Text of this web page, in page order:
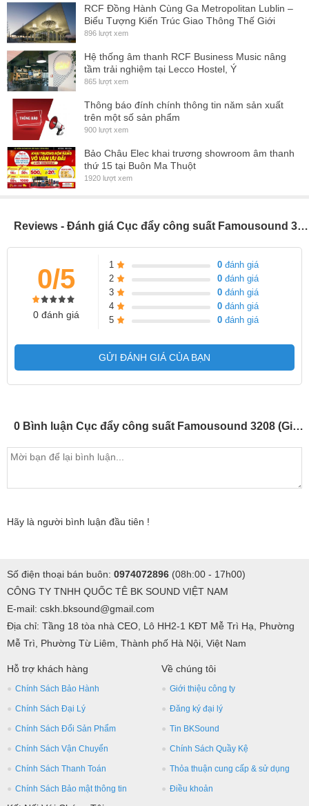
RCF Đồng Hành Cùng Ga Metropolitan Lublin –
Biểu Tượng Kiến Trúc Giao Thông Thế Giới
896 lượt xem
Hệ thống âm thanh RCF Business Music nâng
tầm trải nghiệm tại Lecco Hostel, Ý
865 lượt xem
Thông báo đính chính thông tin năm sản xuất
trên một số sản phẩm
900 lượt xem
Bảo Châu Elec khai trương showroom âm thanh
thứ 15 tại Buôn Ma Thuột
1920 lượt xem
Reviews - Đánh giá Cục đẩy công suất Famousound 3208 (Giá 1 chiếc)
0/5
0 đánh giá
1 0 đánh giá
2
0 đánh giá
3
0 đánh giá
4
0 đánh giá
5
0 đánh giá
GỬI ĐÁNH GIÁ CỦA BẠN
0 Bình luận Cục đẩy công suất Famousound 3208 (Giá 1 chiếc)
Hãy là người bình luận đầu tiên !
Số điện thoại bán buôn: 0974072896 (08h:00 - 17h00)
CÔNG TY TNHH QUỐC TÊ BK SOUND VIỆT NAM
E-mail: cskh.bksound@gmail.com
Địa chỉ: Tầng 18 tòa nhà CEO, Lô HH2-1 KĐT Mễ Trì Hạ, Phường
Mễ Trì, Phường Từ Liêm, Thành phố Hà Nội, Việt Nam
Hỗ trợ khách hàng
Chính Sách Bảo Hành
Chính Sách Đại Lý
Chính Sách Đổi Sản Phẩm
Chính Sách Vận Chuyển
Chính Sách Thanh Toán
Chính Sách Bảo mật thông tin
Về chúng tôi
Giới thiệu công ty
Đăng ký đại lý
Tin BKSound
Chính Sách Quầy Kệ
Thỏa thuận cung cấp & sử dụng
Điều khoản